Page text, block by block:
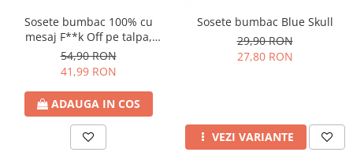
Sosete bumbac 100% cu
mesaj F**k Off pe talpa,
Negru
54,90 RON
41,99 RON
ADAUGA IN COS
Sosete bumbac Blue Skull
29,90 RON
27,80 RON
VEZI VARIANTE